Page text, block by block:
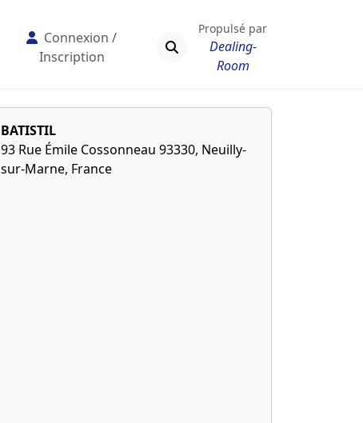
Connexion /
Inscription
Propulsé par
Dealing-
Room
BATISTIL
93 Rue Émile Cossonneau 93330, Neuilly-
sur-Marne, France